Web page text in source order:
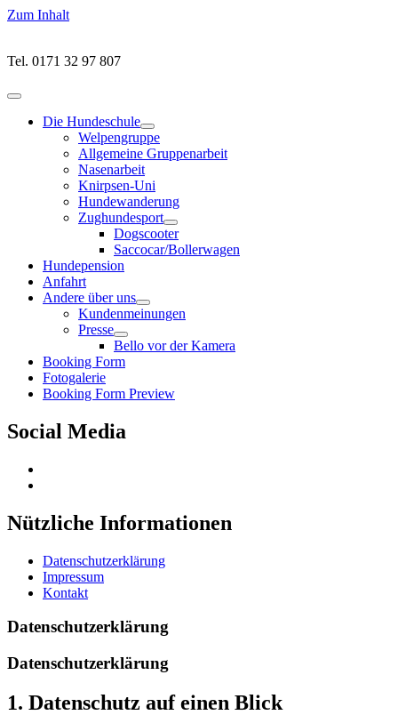
Zum Inhalt
Tel. 0171 32 97 807
Hauptmenü
öffnenDie Hundeschule
Untermenü
öffnen
Welpengruppe
Allgemeine Gruppenarbeit
Nasenarbeit
Knirpsen-Uni
Hundewanderung
Zughundesport
Untermenü
öffnen
Dogscooter
Saccocar/Bollerwagen
Hundepension
Anfahrt
Andere über uns
Untermenü
öffnen
Kundenmeinungen
Presse
Untermenü
öffnen
Bello vor der Kamera
Booking Form
Fotogalerie
Booking Form Preview
Sidebar
Social Media
auf
Facebook
UCQVS3xQXsZk6bqILkabHDlg
auf
anzeigen
Nützliche Informationen
Datenschutzerklärung
Impressum
Kontakt
Datenschutzerklärung
Datenschutzerklärung
1. Datenschutz auf einen Blick